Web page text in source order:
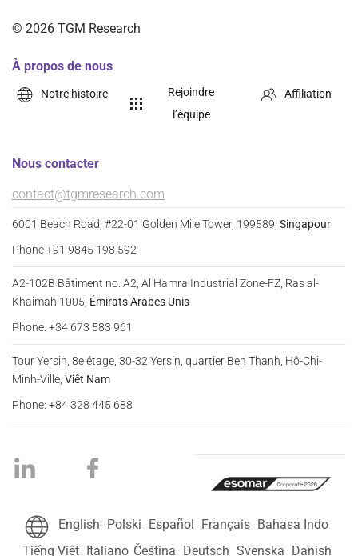
© 2026 TGM Research
À propos de nous
Notre histoire
Rejoindre
l’équipe
Affiliation
Nous contacter
contact@tgmresearch.com
6001 Beach Road, #22-01 Golden Mile Tower, 199589, Singapour
Phone +91 9845 198 592
A2-102B Bâtiment no. A2, Al Hamra Industrial Zone-FZ, Ras al-
Khaimah 1005, Émirats Arabes Unis
Phone: +34 673 583 961
Tour Yersin, 8e étage, 30-32 Yersin, quartier Ben Thanh, Hô-Chi-
Minh-Ville, Viêt Nam
Phone: +84 328 445 688
English Polski Español Français Bahasa Indo
Tiếng Việt
Italiano Čeština Deutsch Svenska Danish